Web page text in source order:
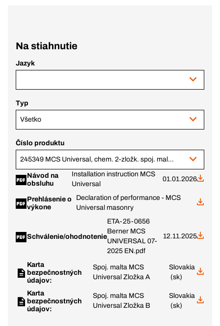
Na stiahnutie
Jazyk
Typ
Všetko
Číslo produktu
245349 MCS Universal, chem. 2-zložk. spoj. malta, 300 ml
Návod na
obsluhu
Installation instruction MCS
Universal
01.01.2026
Prehlásenie o
výkone
Declaration of performance - MCS
Universal masonry
Schválenie/ohodnotenie
ETA-25-0656
Berner MCS
UNIVERSAL 07-
2025 EN.pdf
12.11.2025
Karta
bezpečnostných
údajov:
Spoj. malta MCS
Universal Zložka A
Slovakia
(sk)
Karta
bezpečnostných
údajov:
Spoj. malta MCS
Universal Zložka B
Slovakia
(sk)